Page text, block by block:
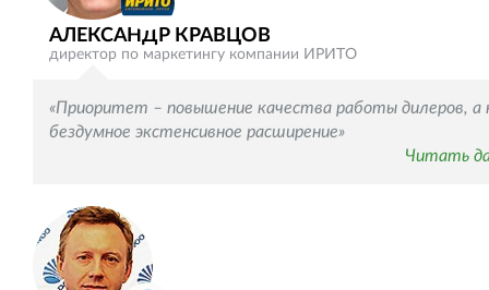
АЛЕКСАНДР КРАВЦОВ
директор по маркетингу компании ИРИТО
«Приоритет – повышение качества работы дилеров, а
бездумное экстенсивное расширение»
Читать